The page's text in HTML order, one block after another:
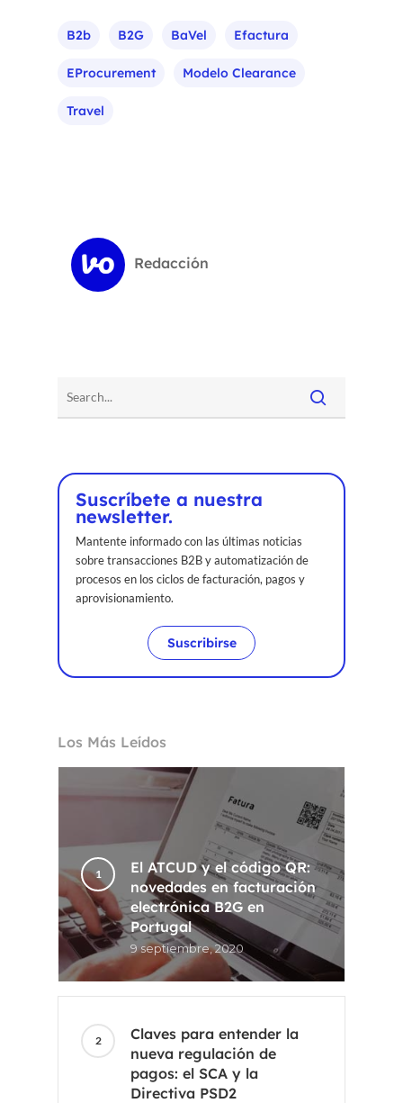
B2b B2G BaVel Efactura
EProcurement Modelo Clearance
Travel
Redacción
Suscríbete a nuestra
newsletter.
Mantente informado con las últimas noticias
sobre transacciones B2B y automatización de
procesos en los ciclos de facturación, pagos y
aprovisionamiento.
Suscribirse
Los Más Leídos
El ATCUD y el código QR:
novedades en facturación
electrónica B2G en
Portugal
9 septiembre, 2020
Claves para entender la
nueva regulación de
pagos: el SCA y la
Directiva PSD2